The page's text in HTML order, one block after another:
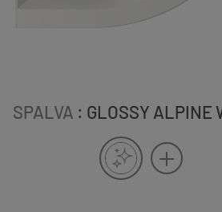
SPALVA : GLOSSY ALPINE